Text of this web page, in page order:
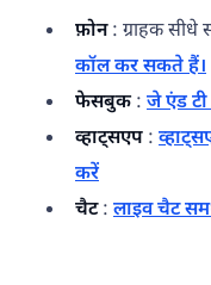
फ़ोन: ग्राहक सीधे
कॉल कर सकते हैं।
फेसबुक: जे एंड टी
व्हाट्सएप :
करें
चैट: लाइव चैट